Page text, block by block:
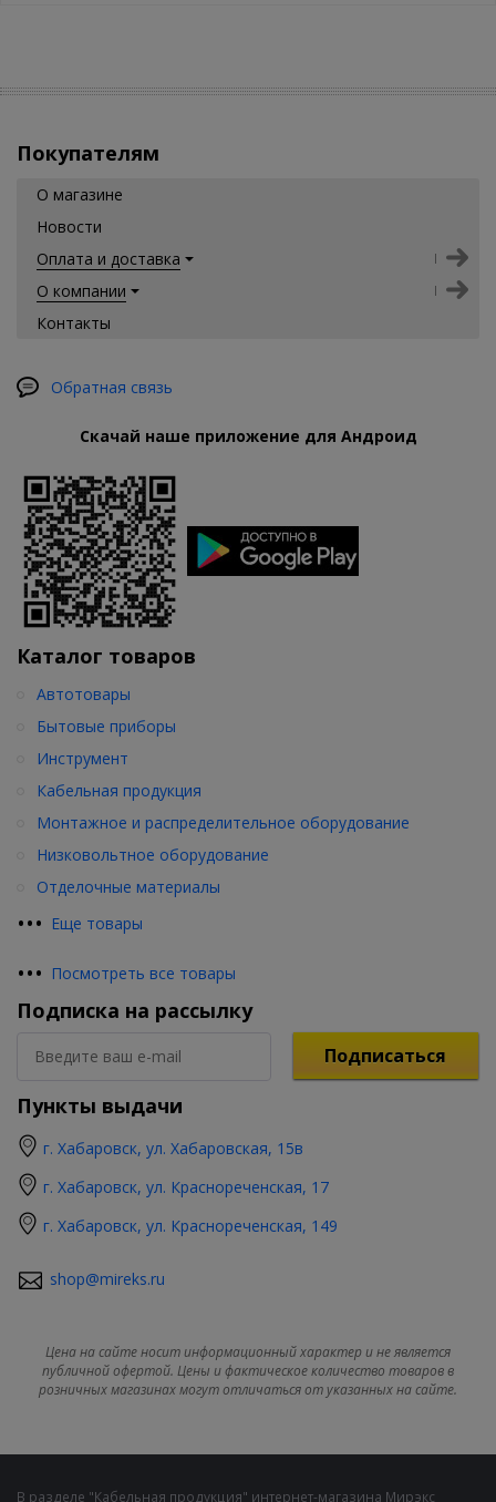
Покупателям
О магазине
Новости
Оплата и доставка
О компании
Контакты
Обратная связь
Скачай наше приложение для Андроид
Каталог товаров
••• Еще товары
Автотовары
Бытовые приборы
Инструмент
Кабельная продукция
Монтажное и распределительное оборудование
Низковольтное оборудование
Отделочные материалы
••• Посмотреть все товары
Подписка на рассылку
Подписаться
Пункты выдачи
г. Хабаровск, ул. Хабаровская, 15в
г. Хабаровск, ул. Краснореченская, 17
г. Хабаровск, ул. Краснореченская, 149
shop@mireks.ru
Цена на сайте носит информационный характер и не является
публичной офертой. Цены и фактическое количество товаров в
розничных магазинах могут отличаться от указанных на сайте.
В разделе "Кабельная продукция" интернет-магазина Мирэкс